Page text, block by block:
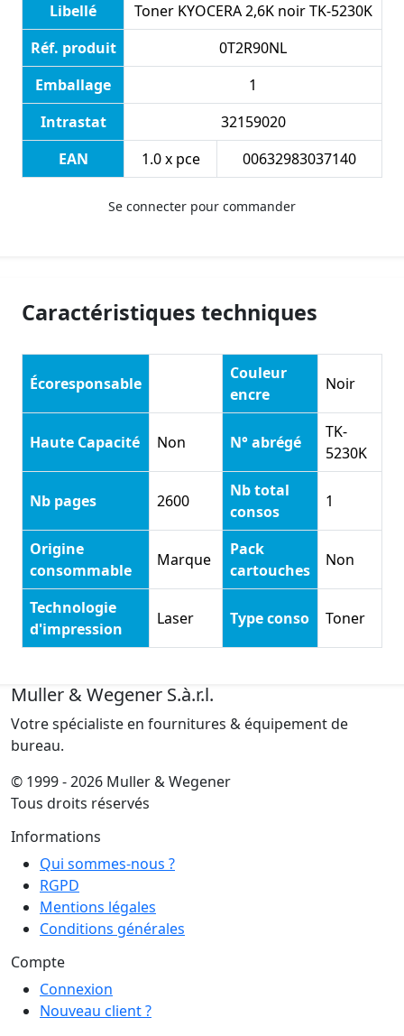
Libellé
Toner KYOCERA 2,6K noir TK-5230K
Réf. produit
0T2R90NL
Emballage
1
Intrastat
32159020
EAN
1.0 x pce 00632983037140
Se connecter pour commander
Caractéristiques techniques
Écoresponsable
Couleur
encre
Noir
Haute Capacité Non N° abrégé
TK-
5230K
Nb pages 2600
Nb total
consos
1
Origine
consommable
Marque
Pack
cartouches
Non
Technologie
d'impression
Laser Type conso Toner
Muller & Wegener S.à.r.l.
Votre spécialiste en fournitures & équipement de
bureau.
© 1999 - 2026 Muller & Wegener
Tous droits réservés
Informations
Qui sommes-nous ?
RGPD
Mentions légales
Conditions générales
Compte
Connexion
Nouveau client ?